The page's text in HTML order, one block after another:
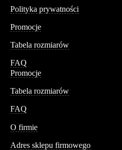
Polityka prywatności
Promocje
Tabela rozmiarów
FAQ
Promocje
Tabela rozmiarów
FAQ
O firmie
Adres sklepu firmowego